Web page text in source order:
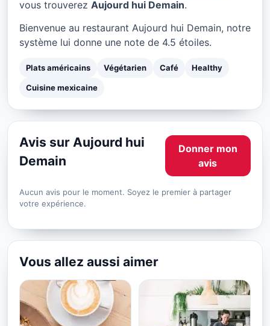
★ 4.5/5
vous trouverez Aujourd hui Demain.
Bienvenue au restaurant Aujourd hui Demain, notre
système lui donne une note de 4.5 étoiles.
Plats américains Végétarien Café Healthy
Cuisine mexicaine
Avis sur Aujourd hui
Demain
Donner mon
avis
Aucun avis pour le moment. Soyez le premier à partager
votre expérience.
Vous allez aussi aimer